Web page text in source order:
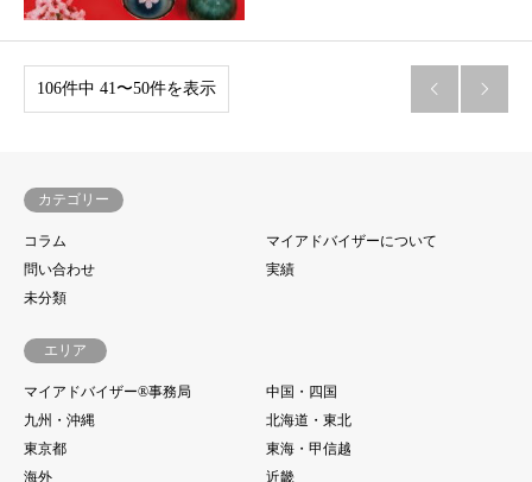
106件中 41〜50件を表示  
カテゴリー
コラム
マイアドバイザーについて
問い合わせ
実績
未分類
エリア
マイアドバイザー®事務局
中国・四国
九州・沖縄
北海道・東北
東京都
東海・甲信越
海外
近畿